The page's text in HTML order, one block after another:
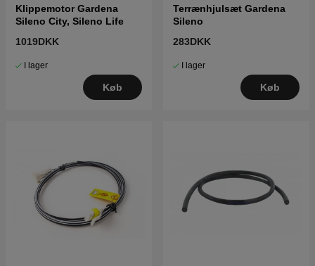
Klippemotor Gardena
Sileno City, Sileno Life
1019DKK
I lager
Køb
Terrænhjulsæt Gardena
Sileno
283DKK
I lager
Køb